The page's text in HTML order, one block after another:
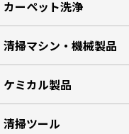
カーペット洗浄
清掃マシン・機械製品
ケミカル製品
清掃ツール